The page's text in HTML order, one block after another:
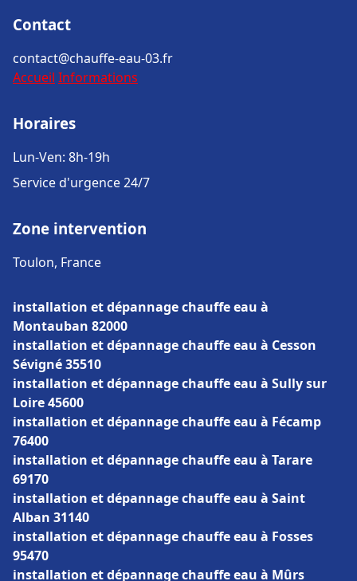
Contact
contact@chauffe-eau-03.fr
Accueil Informations
Horaires
Lun-Ven: 8h-19h
Service d'urgence 24/7
Zone intervention
Toulon, France
installation et dépannage chauffe eau à
Montauban 82000
installation et dépannage chauffe eau à Cesson
Sévigné 35510
installation et dépannage chauffe eau à Sully sur
Loire 45600
installation et dépannage chauffe eau à Fécamp
76400
installation et dépannage chauffe eau à Tarare
69170
installation et dépannage chauffe eau à Saint
Alban 31140
installation et dépannage chauffe eau à Fosses
95470
installation et dépannage chauffe eau à Mûrs